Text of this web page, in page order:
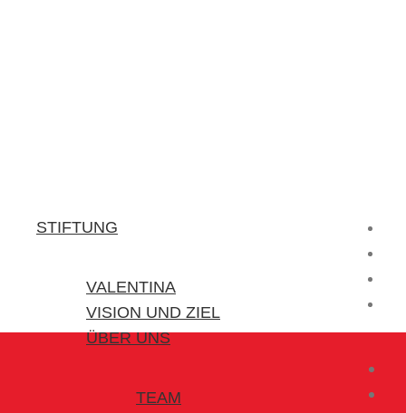
STIFTUNG
VALENTINA
VISION UND ZIEL
ÜBER UNS
TEAM